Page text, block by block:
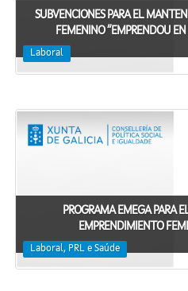
SUBVENCIONES PARA EL
FEMENINO “EMPRENDOU
Laboral
PROGRAMA EMEGA PARA
EMPRENDIMIENTO
Laboral, PRL e Saúde